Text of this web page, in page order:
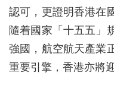
認可，更證明香港在
隨着國家「十五五」
強國，航空航天產業
重要引擎，香港亦將